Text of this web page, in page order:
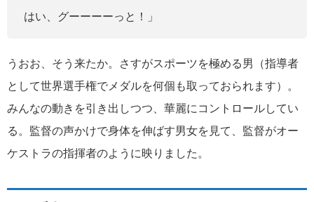
はい、グーーーーっと！」
うおお、そう来たか。さすがスポーツを極める男（指導者
として世界選手権でメダルを何個も取っておられます）。
みんなの動きを引き出しつつ、華麗にコントロールしてい
る。監督の声かけで身体を伸ばす男女を見て、監督がオー
ケストラの指揮者のように映りました。